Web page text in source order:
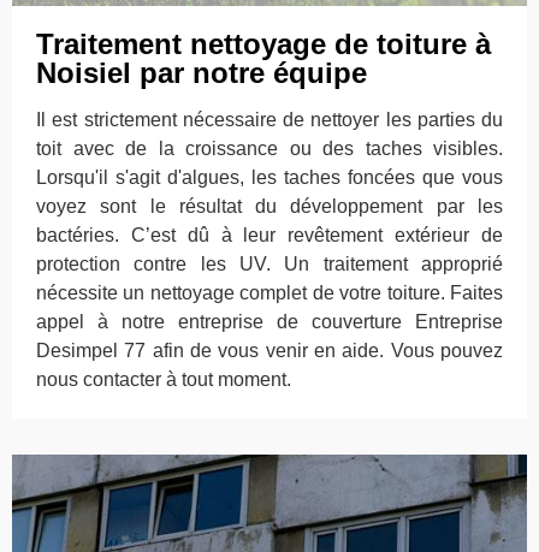
Traitement nettoyage de toiture à
Noisiel par notre équipe
Il est strictement nécessaire de nettoyer les parties du
toit avec de la croissance ou des taches visibles.
Lorsqu'il s'agit d'algues, les taches foncées que vous
voyez sont le résultat du développement par les
bactéries. C’est dû à leur revêtement extérieur de
protection contre les UV. Un traitement approprié
nécessite un nettoyage complet de votre toiture. Faites
appel à notre entreprise de couverture Entreprise
Desimpel 77 afin de vous venir en aide. Vous pouvez
nous contacter à tout moment.